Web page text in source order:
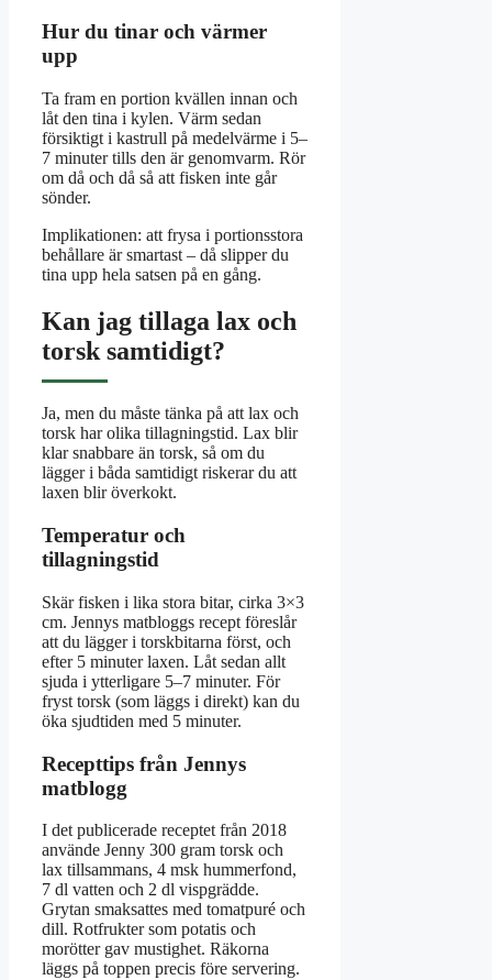
Hur du tinar och värmer
upp
Ta fram en portion kvällen innan och
låt den tina i kylen. Värm sedan
försiktigt i kastrull på medelvärme i 5–
7 minuter tills den är genomvarm. Rör
om då och då så att fisken inte går
sönder.
Implikationen: att frysa i portionsstora
behållare är smartast – då slipper du
tina upp hela satsen på en gång.
Kan jag tillaga lax och
torsk samtidigt?
Ja, men du måste tänka på att lax och
torsk har olika tillagningstid. Lax blir
klar snabbare än torsk, så om du
lägger i båda samtidigt riskerar du att
laxen blir överkokt.
Temperatur och
tillagningstid
Skär fisken i lika stora bitar, cirka 3×3
cm. Jennys matbloggs recept föreslår
att du lägger i torskbitarna först, och
efter 5 minuter laxen. Låt sedan allt
sjuda i ytterligare 5–7 minuter. För
fryst torsk (som läggs i direkt) kan du
öka sjudtiden med 5 minuter.
Recepttips från Jennys
matblogg
I det publicerade receptet från 2018
använde Jenny 300 gram torsk och
lax tillsammans, 4 msk hummerfond,
7 dl vatten och 2 dl vispgrädde.
Grytan smaksattes med tomatpuré och
dill. Rotfrukter som potatis och
morötter gav mustighet. Räkorna
läggs på toppen precis före servering.